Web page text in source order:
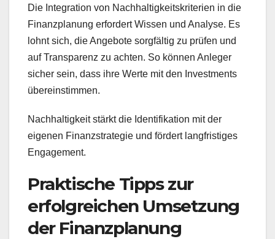
Die Integration von Nachhaltigkeitskriterien in die
Finanzplanung erfordert Wissen und Analyse. Es
lohnt sich, die Angebote sorgfältig zu prüfen und
auf Transparenz zu achten. So können Anleger
sicher sein, dass ihre Werte mit den Investments
übereinstimmen.
Nachhaltigkeit stärkt die Identifikation mit der
eigenen Finanzstrategie und fördert langfristiges
Engagement.
Praktische Tipps zur
erfolgreichen Umsetzung
der Finanzplanung